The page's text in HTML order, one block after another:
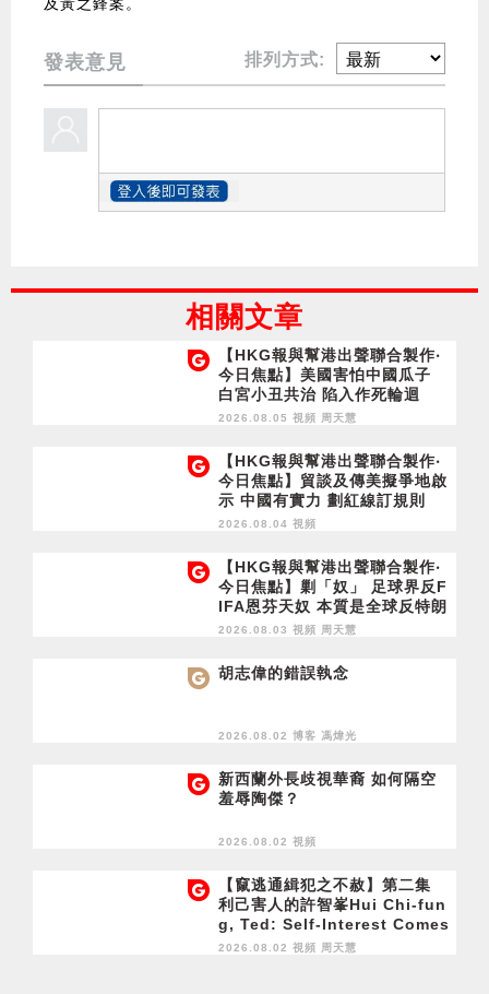
發表意見 排列方式:
相關文章
【HKG報與幫港出聲聯合製作‧
今日焦點】美國害怕中國瓜子
白宮小丑共治 陷入作死輪迴
2026.08.05 視頻 周天慧
【HKG報與幫港出聲聯合製作‧
今日焦點】貿談及傳美擬爭地啟
示 中國有實力 劃紅線訂規則
2026.08.04 視頻
【HKG報與幫港出聲聯合製作‧
今日焦點】剿「奴」 足球界反F
IFA恩芬天奴 本質是全球反特朗
普
2026.08.03 視頻 周天慧
胡志偉的錯誤執念
2026.08.02 博客 馮煒光
新西蘭外長歧視華裔 如何隔空
羞辱陶傑？
2026.08.02 視頻
【竄逃通緝犯之不赦】第二集
利己害人的許智峯Hui Chi-fun
g, Ted: Self-Interest Comes
at Others' Expense
2026.08.02 視頻 周天慧